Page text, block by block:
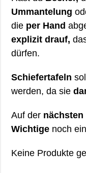
Ummantelung
die per Hand
explizit drauf,
dürfen.
Schiefertafeln
werden, da sie
Auf der nächsten
Wichtige noch
Keine Produkte